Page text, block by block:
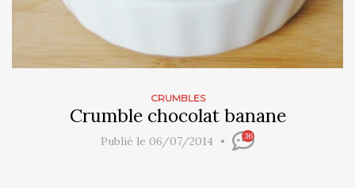
CRUMBLES
Crumble chocolat banane
Publié le 06/07/2014 36